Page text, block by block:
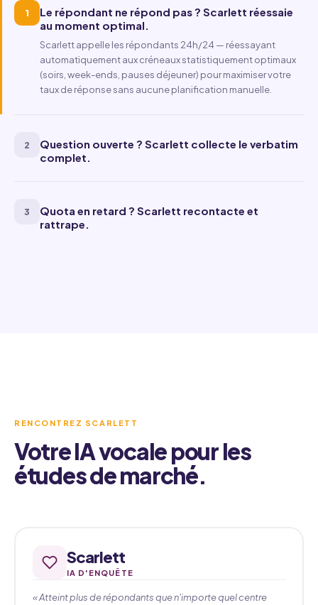
1
Le répondant ne répond pas ? Scarlett réessaie
au moment optimal.
Scarlett appelle les répondants 24h/24 — réessayant
automatiquement aux créneaux statistiquement optimaux
(soirs, week-ends, pauses déjeuner) pour maximiser votre
taux de réponse sans aucune planification manuelle.
2
Question ouverte ? Scarlett collecte le verbatim
complet.
3
Quota en retard ? Scarlett recontacte et
rattrape.
RENCONTREZ SCARLETT
Votre IA vocale pour les
études de marché.
Scarlett
IA D'ENQUÊTE
« Atteint plus de répondants que n'importe quel centre